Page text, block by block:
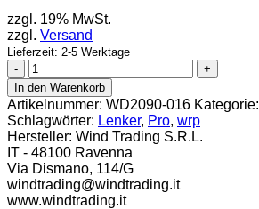
zzgl. 19% MwSt.
zzgl. Versand
Lieferzeit: 2-5 Werktage
WRP
Lenker
Pro-
Alu
Mini
MX
80/85
hoch
Menge
In den Warenkorb
Artikelnummer: WD2090-016 Kategorie:
Schlagwörter: Lenker, Pro, wrp
Hersteller: Wind Trading S.R.L.
IT - 48100 Ravenna
Via Dismano, 114/G
windtrading@windtrading.it
www.windtrading.it